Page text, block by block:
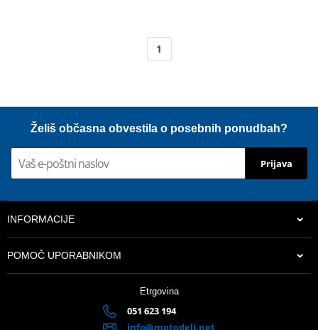
1
Želiš občasna obvestila o posebnih ponudbah?
Prijava
INFORMACIJE
POMOČ UPORABNIKOM
Etrgovina
051 623 194